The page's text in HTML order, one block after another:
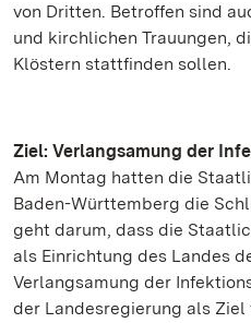
von Dritten. Betroffen sind
und kirchlichen Trauungen,
Klöstern stattfinden sollen.
Ziel: Verlangsamung der
Am Montag hatten die
Baden-Württemberg die
geht darum, dass die
als Einrichtung des Landes
Verlangsamung der
der Landesregierung als